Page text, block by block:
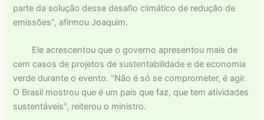
parte da solução desse desafio climático de redução de
emissões”, afirmou Joaquim.
Ele acrescentou que o governo apresentou mais de
cem casos de projetos de sustentabilidade e de economia
verde durante o evento. “Não é só se comprometer, é agir.
O Brasil mostrou que é um país que faz, que tem atividades
sustentáveis”, reiterou o ministro.